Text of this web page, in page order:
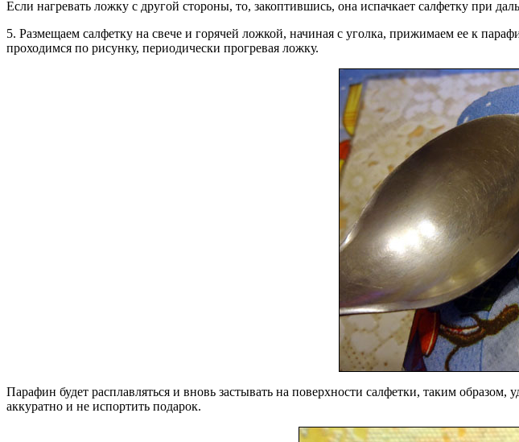
Если нагревать ложку с другой стороны, то, закоптившись, она испачкает салфетку при
5. Размещаем салфетку на свече и горячей ложкой, начиная с уголка, прижимаем ее к
проходимся по рисунку, периодически прогревая ложку.
Парафин будет расплавляться и вновь застывать на поверхности салфетки, таким
аккуратно и не испортить подарок.